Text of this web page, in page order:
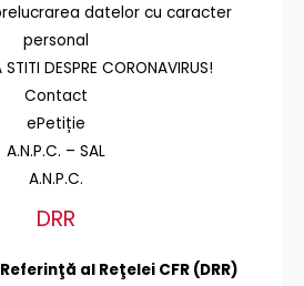
datelor cu caracter
personal
STITI DESPRE CORONAVIRUS!
Contact
ePetiție
A.N.P.C. – SAL
A.N.P.C.
DRR
al Reţelei CFR (DRR)